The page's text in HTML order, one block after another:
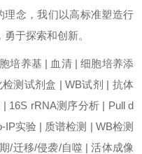
理念，我们以高标准塑造行
于探索和创新。
培养基 | 血清 | 细胞培养添
测试剂盒 | WB试剂 | 抗体
16S rRNA测序分析 | Pull d
实验 | 质谱检测 | WB检测
/迁移/侵袭/自噬 | 活体成像